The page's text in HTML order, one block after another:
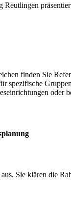
Reutlingen
finden Sie
spezifische
oder
Sie klären die